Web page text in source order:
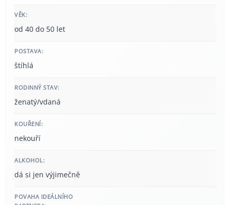
VĚK:
od 40 do 50 let
POSTAVA:
štíhlá
RODINNÝ STAV:
ženatý/vdaná
KOUŘENÍ:
nekouří
ALKOHOL:
dá si jen výjimečně
POVAHA IDEÁLNÍHO